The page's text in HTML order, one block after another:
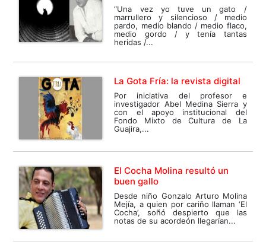
“Una vez yo tuve un gato /
marrullero y silencioso / medio
pardo, medio blando / medio flaco,
medio gordo / y tenía tantas
heridas /...
La Gota Fría: la revista digital
Por iniciativa del profesor e
investigador Abel Medina Sierra y
con el apoyo institucional del
Fondo Mixto de Cultura de La
Guajira,...
El Cocha Molina resultó un
buen gallo
Desde niño Gonzalo Arturo Molina
Mejía, a quien por cariño llaman ‘El
Cocha’, soñó despierto que las
notas de su acordeón llegarían...